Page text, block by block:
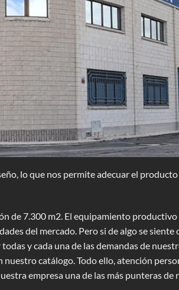
lo que nos permite adecuar el
de 7.300 m2. El equipamiento
del mercado. Pero si de algo se
y cada una de las demandas de
catálogo. Todo ello, atención
empresa una de las más punteras